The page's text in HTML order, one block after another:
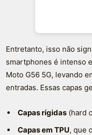
Entretanto, isso não
smartphones é intenso
Moto G56 5G, levando
entradas. Essas capas
Capas rígidas (hard
Capas em TPU, que